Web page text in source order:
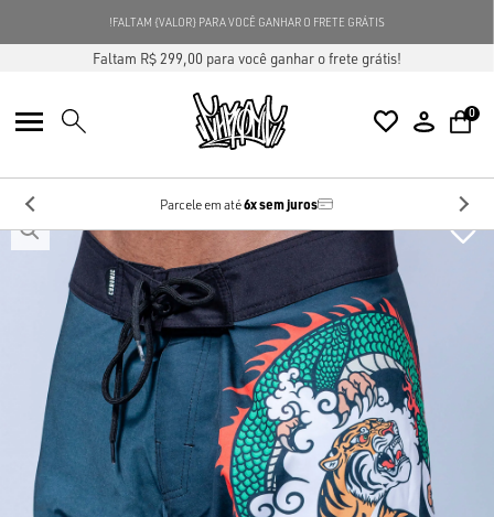
GANHE 5% OFFNA SUA PRIMEIRA COMPRAUSE O CUPOM NG5
Faltam R$ 299,00 para você ganhar o frete grátis!
0
Parcele em até6x sem juros